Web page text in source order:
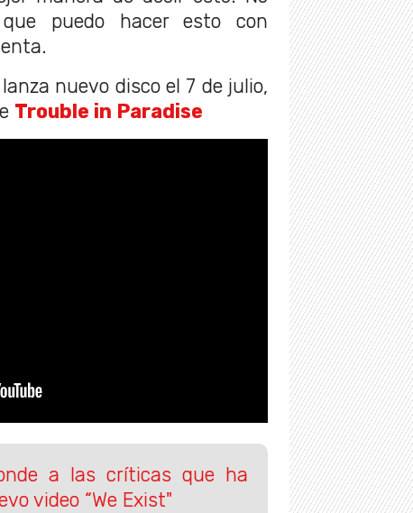
puedo hacer esto con
nuevo disco el 7 de julio,
Trouble in Paradise
a las críticas que ha
video “We Exist"